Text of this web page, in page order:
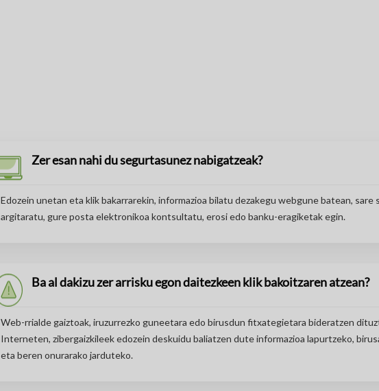
Zer esan nahi du segurtasunez nabigatzeak?
Edozein unetan eta klik bakarrarekin, informazioa bilatu dezakegu webgune batean, sare
argitaratu, gure posta elektronikoa kontsultatu, erosi edo banku-eragiketak egin.
Ba al dakizu zer arrisku egon daitezkeen klik bakoitzaren atzean?
Web-rrialde gaiztoak, iruzurrezko guneetara edo birusdun fitxategietara bideratzen
Interneten, zibergaizkileek edozein deskuidu baliatzen dute informazioa lapurtzeko,
eta beren onurarako jarduteko.